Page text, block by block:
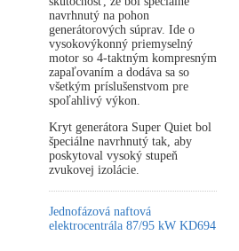
navrhnutý na pohon
generátorových súprav. Ide o
vysokovýkonný priemyselný
motor so 4-taktným kompresným
zapaľovaním a dodáva sa so
všetkým príslušenstvom pre
spoľahlivý výkon.
Kryt generátora Super Quiet bol
špeciálne navrhnutý tak, aby
poskytoval vysoký stupeň
zvukovej izolácie.
Jednofázová naftová
elektrocentrála 87/95 kW KD694